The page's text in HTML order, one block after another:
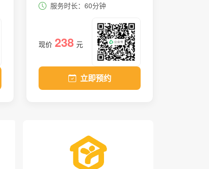
服务时长：60分钟
现价 238 元
立即预约